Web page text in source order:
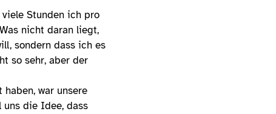
Stunden ich pro
nicht daran liegt,
sondern dass ich es
so sehr, aber der
haben, war unsere
die Idee, dass